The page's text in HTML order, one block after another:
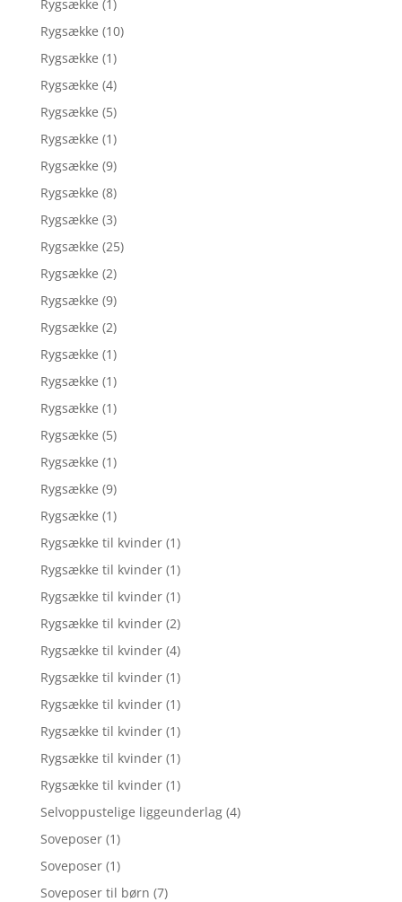
Rygsække (1)
Rygsække (10)
Rygsække (1)
Rygsække (4)
Rygsække (5)
Rygsække (1)
Rygsække (9)
Rygsække (8)
Rygsække (3)
Rygsække (25)
Rygsække (2)
Rygsække (9)
Rygsække (2)
Rygsække (1)
Rygsække (1)
Rygsække (1)
Rygsække (5)
Rygsække (1)
Rygsække (9)
Rygsække (1)
Rygsække til kvinder (1)
Rygsække til kvinder (1)
Rygsække til kvinder (1)
Rygsække til kvinder (2)
Rygsække til kvinder (4)
Rygsække til kvinder (1)
Rygsække til kvinder (1)
Rygsække til kvinder (1)
Rygsække til kvinder (1)
Rygsække til kvinder (1)
Selvoppustelige liggeunderlag (4)
Soveposer (1)
Soveposer (1)
Soveposer til børn (7)